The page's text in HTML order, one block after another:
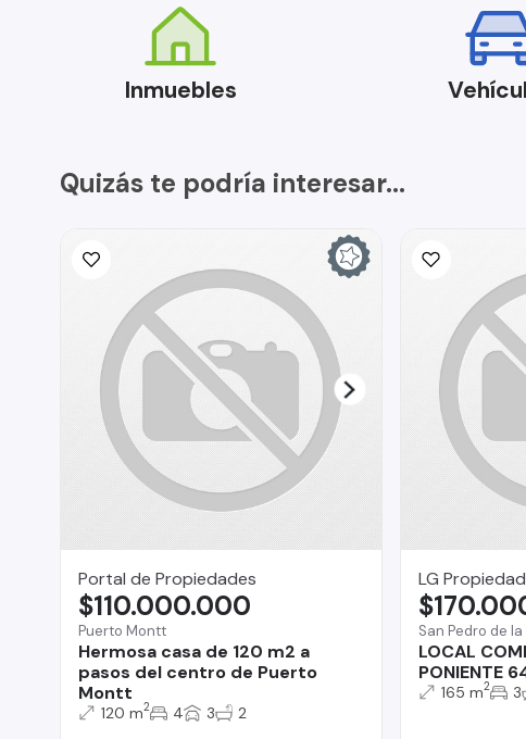
Inmuebles
Quizás te podría interesar...
Portal de Propiedades
Puerto Montt
Hermosa casa de 120 m2 a
pasos del centro de Puerto
Montt
$110.000.000
120 m2 4 3 2
LG
San Pedro de la
LOCAL
PONIENTE
165 m2 3